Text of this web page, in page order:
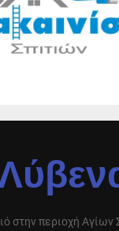
στην περιοχή Αγίων